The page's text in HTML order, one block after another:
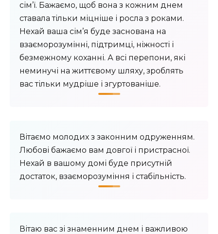
сім’ї. Бажаємо, щоб вона з кожним днем ​​
ставала тільки міцніше і росла з роками.
Нехай ваша сім’я буде заснована на
взаєморозумінні, підтримці, ніжності і
безмежному коханні. А всі перепони, які
неминучі на життєвому шляху, зроблять
вас тільки мудріше і згуртованіше.
Вітаємо молодих з законним одруженням.
Любові бажаємо вам довгої і пристрасної.
Нехай в вашому домі буде присутній
достаток, взаєморозуміння і стабільність.
Вітаю вас зі знаменним днем ​​і важливою